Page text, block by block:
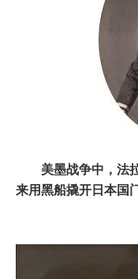
美墨战争中，法
来用黑船撬开日本国